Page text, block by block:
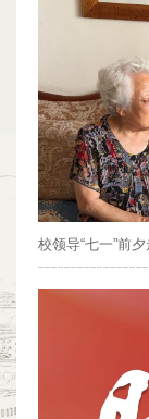
校领导“七一”前